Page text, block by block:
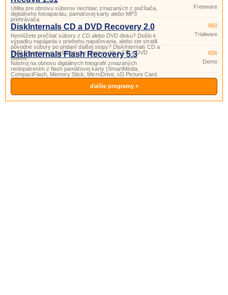
Utilita pre obnovu súborov nechtiac zmazaných z počítača,
digitálneho fotoaparátu, pamäťovej karty alebo MP3
prehrávača.
Freeware
DiskInternals CD a DVD Recovery 2.0
Nemôžete prečítať súbory z CD alebo DVD disku? Došlo k
výpadku napájania v priebehu napaľovania, alebo ste stratili
pôvodné súbory po pridaní ďalšej stopy? DiskInternals CD a
DVD Recovery je riešením pre obnovu dát z CD a DVD
diskov.
660
Trialware
DiskInternals Flash Recovery 5.3
Nástroj na obnovu digitálnych fotografií zmazaných
nedopatrením z flash pamäťovej karty (SmartMedia,
CompactFlash, Memory Stick, MicroDrive, xD Picture Card
Flash Card, PC Card, …) pevného disku alebo iného
656
Demo
ďalšie programy »